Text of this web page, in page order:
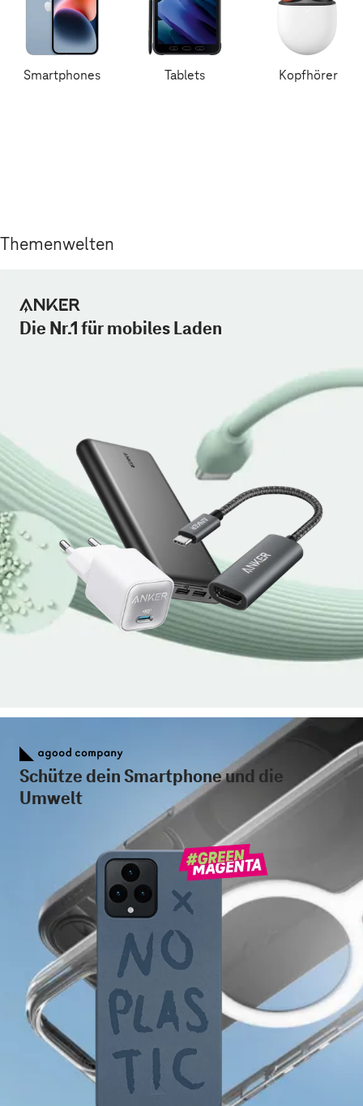
Smartphones Tablets Kopfhörer
Themenwelten
Die Nr.1 für mobiles Laden
Schütze dein Smartphone und die
Umwelt